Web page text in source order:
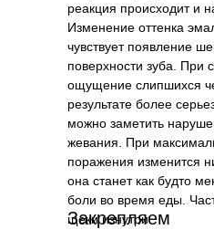
реакция происходит и
Изменение оттенка
чувствует появление
поверхности зуба. При
ощущение слипшихся
результате более
можно заметить
жевания. При
поражения изменится
она станет как будто
боли во время еды.
щеки изнутри.
Закрепляем